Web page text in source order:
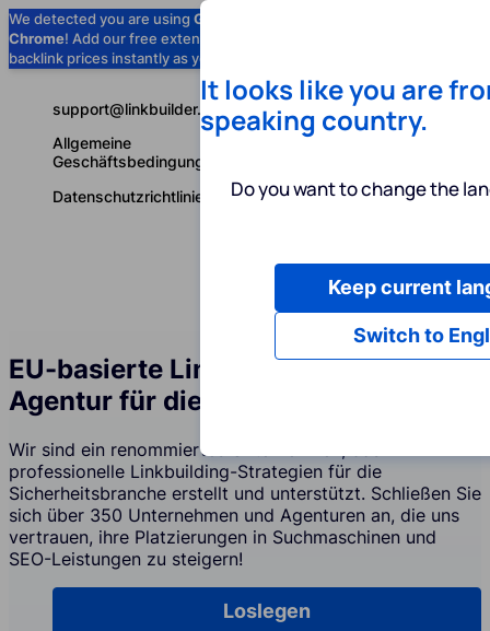
We detected you are using Google
Chrome! Add our free extension to check
backlink prices instantly as you browse.
Deutsch
support@linkbuilder.com
Allgemeine
Geschäftsbedingungen
Datenschutzrichtlinie
EU-basierte Linkbuilding-Services-
Agentur für die Sicherheitsbranche
Wir sind ein renommiertes Unternehmen, das
professionelle Linkbuilding-Strategien für die
Sicherheitsbranche erstellt und unterstützt. Schließen Sie
sich über 350 Unternehmen und Agenturen an, die uns
vertrauen, ihre Platzierungen in Suchmaschinen und
SEO-Leistungen zu steigern!
Loslegen
It looks like you are
speaking country.
Do you want to change the
Switch to
Keep current